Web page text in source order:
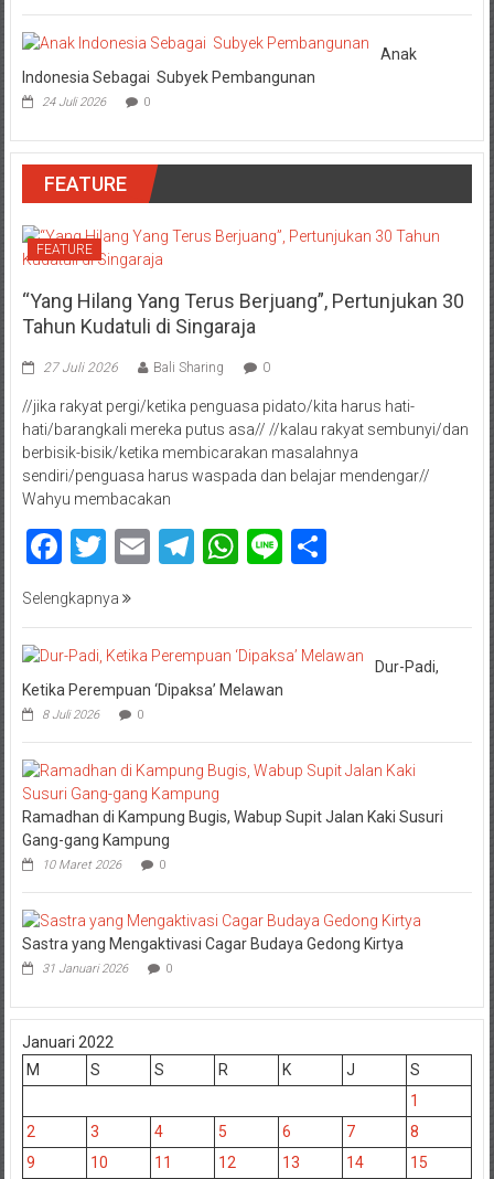
Anak
Indonesia Sebagai Subyek Pembangunan
24 Juli 2026 0
FEATURE
FEATURE
“Yang Hilang Yang Terus Berjuang”, Pertunjukan 30
Tahun Kudatuli di Singaraja
27 Juli 2026 Bali Sharing 0
//jika rakyat pergi/ketika penguasa pidato/kita harus hati-
hati/barangkali mereka putus asa// //kalau rakyat sembunyi/dan
berbisik-bisik/ketika membicarakan masalahnya
sendiri/penguasa harus waspada dan belajar mendengar//
Wahyu membacakan
Facebook
Twitter
EmailTelegram
WhatsApp
LineShare
Selengkapnya
Dur-Padi,
Ketika Perempuan ‘Dipaksa’ Melawan
8 Juli 2026 0
Ramadhan di Kampung Bugis, Wabup Supit Jalan Kaki Susuri
Gang-gang Kampung
10 Maret 2026 0
Sastra yang Mengaktivasi Cagar Budaya Gedong Kirtya
31 Januari 2026 0
Januari 2022
M
S S R K J
S
1
2
3 4 5 6 7
8
9
10 11 12 13 14 15